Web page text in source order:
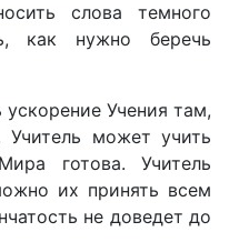
слова темного
как нужно беречь
Учения там,
Учитель может учить
готова. Учитель
их принять всем
не доведет до